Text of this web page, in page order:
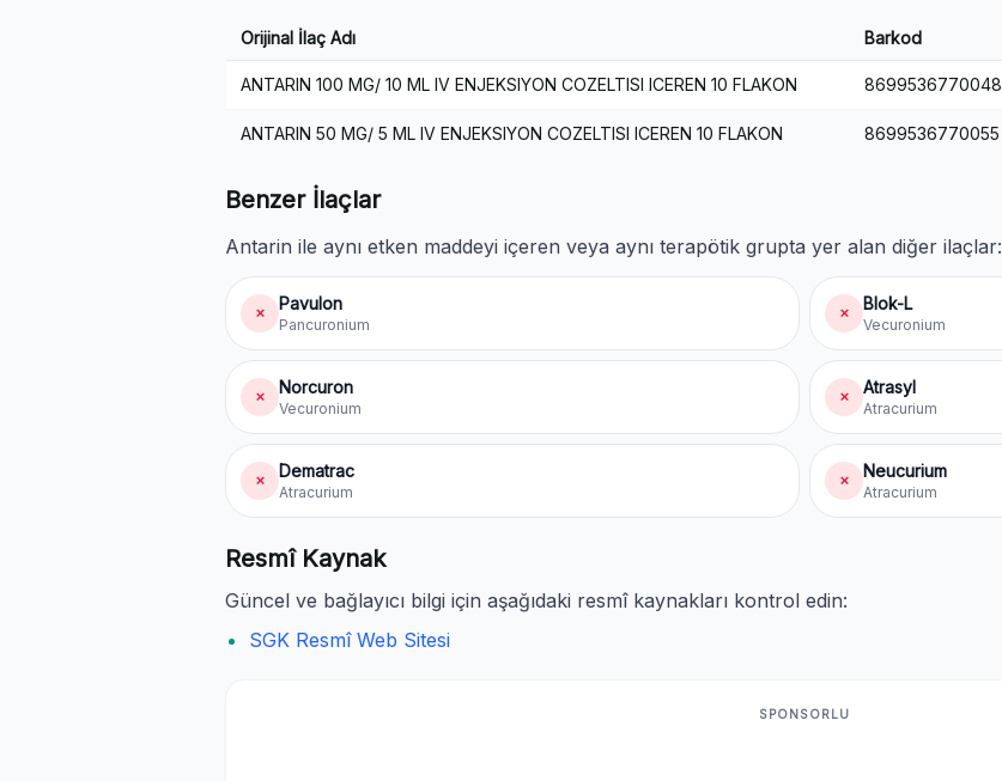
Orijinal İlaç Adı Barkod
ANTARIN 100 MG/ 10 ML IV ENJEKSIYON COZELTISI ICEREN 10 FLAKON 8699536770048
ANTARIN 50 MG/ 5 ML IV ENJEKSIYON COZELTISI ICEREN 10 FLAKON 8699536770055
Benzer İlaçlar
Antarin ile aynı etken maddeyi içeren veya aynı terapötik grupta yer alan diğer ilaçlar:
✗ Pavulon
Pancuronium
✗ Blok-L
Vecuronium
✗ Norcuron
Vecuronium
✗ Atrasyl
Atracurium
✗ Dematrac
Atracurium
✗ Neucurium
Atracurium
Resmî Kaynak
Güncel ve bağlayıcı bilgi için aşağıdaki resmî kaynakları kontrol edin:
SGK Resmî Web Sitesi
SPONSORLU